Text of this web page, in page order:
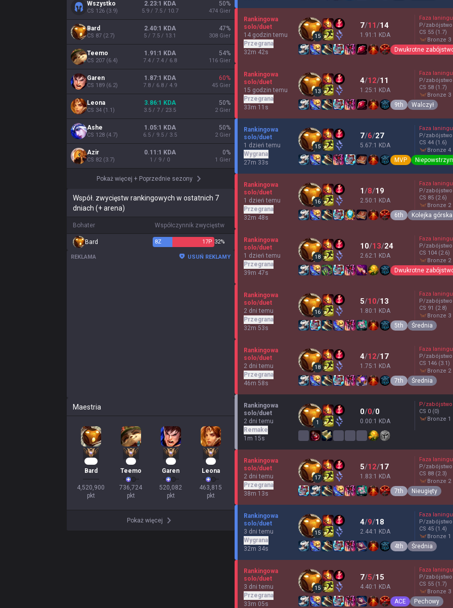
Wszystko
CS 126 (3.9)
2.23:1 KDA
5.9 / 7.5 / 10.7
50%
474 Gier
Bard
CS 87 (2.7)
2.40:1 KDA
5 / 7.5 / 13.1
47%
308 Gier
Teemo
CS 207 (6.4)
1.91:1 KDA
7.4 / 7.4 / 6.8
54%
116 Gier
Garen
CS 189 (6.2)
1.87:1 KDA
7.8 / 6.8 / 4.9
60%
45 Gier
Leona
CS 34 (1.1)
3.86:1 KDA
3.5 / 7 / 23.5
50%
2 Gier
Ashe
CS 128 (4.7)
1.05:1 KDA
6.5 / 9.5 / 3.5
50%
2 Gier
Azir
CS 82(3.7)
0.11:1 KDA
1 / 9 / 0
0%
1 Gier
Pokaż więcej + Poprzednie sezony
Współ. zwycięstw rankingowych w ostatnich 7
dniach (+ arena)
Bohater Współczynnik zwycięstw
Bard 8Z 17P 32%
REKLAMA USUŃ REKLAMY
Maestria
Bard
4,520,900
pkt
Teemo
736,724
pkt
Garen
520,082
pkt
Leona
463,815
pkt
Pokaż więcej
Rankingowa
solo/duet
14 godzin temu
Przegrana
32m 42s
15
7/11/14
1.91:1 KDA
Faza laningu
P/zabójstwo
CS 55 (1.7)
bronze 3
Dwukrotne
Rankingowa
solo/duet
15 godzin temu
Przegrana
33m 11s
13
4/12/11
1.25:1 KDA
Faza laningu
P/zabójstwo
CS 58 (1.7)
bronze 3
9th Walczył
Rankingowa
solo/duet
1 dzień temu
Wygrana
27m 33s
15
7/6/27
5.67:1 KDA
Faza laningu
P/zabójstwo
CS 44 (1.6)
bronze 4
MVP
Rankingowa
solo/duet
1 dzień temu
Przegrana
32m 48s
16
1/8/19
2.50:1 KDA
Faza laningu
P/zabójstwo
CS 85 (2.6)
bronze 2
6th Kolejka górska
Rankingowa
solo/duet
1 dzień temu
Przegrana
39m 47s
18
10/13/24
2.62:1 KDA
Faza laningu
P/zabójstwo
CS 104 (2.6)
bronze 2
Dwukrotne
Rankingowa
solo/duet
2 dni temu
Przegrana
32m 53s
16
5/10/13
1.80:1 KDA
Faza laningu
P/zabójstwo
CS 91 (2.8)
bronze 3
5th Średnia
Rankingowa
solo/duet
2 dni temu
Przegrana
46m 58s
18
4/12/17
1.75:1 KDA
Faza laningu
P/zabójstwo
CS 146 (3.1)
bronze 2
7th Średnia
Rankingowa
solo/duet
2 dni temu
Remake
1m 15s
1
0/0/0
0.00:1 KDA
P/zabójstwo
CS 0 (0)
bronze 1
Rankingowa
solo/duet
2 dni temu
Przegrana
38m 13s
17
5/12/17
1.83:1 KDA
Faza laningu
P/zabójstwo
CS 88 (2.3)
bronze 2
7th Nieugięty
Rankingowa
solo/duet
3 dni temu
Wygrana
32m 34s
15
4/9/18
2.44:1 KDA
Faza laningu
P/zabójstwo
CS 45 (1.4)
bronze 1
4th Średnia
Rankingowa
solo/duet
3 dni temu
Przegrana
33m 05s
15
7/5/15
4.40:1 KDA
Faza laningu
P/zabójstwo
CS 55 (1.7)
bronze 3
ACE Pechowy